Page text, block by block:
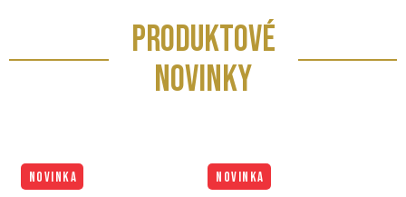
PRODUKTOVÉ
NOVINKY
NOVINKA NOVINKA